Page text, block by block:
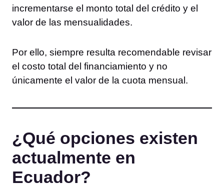
incrementarse el monto total del crédito y el
valor de las mensualidades.
Por ello, siempre resulta recomendable revisar
el costo total del financiamiento y no
únicamente el valor de la cuota mensual.
¿Qué opciones existen
actualmente en
Ecuador?